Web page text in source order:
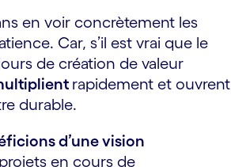
en voir concrètement les
Car, s’il est vrai que le
de création de valeur
rapidement et ouvrent
durable.
d’une vision
en cours de